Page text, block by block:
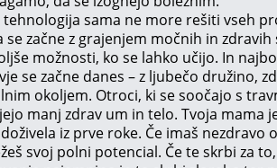
tehnologija sama ne more rešiti vseh
se začne z grajenjem močnih in
možnosti, ko se lahko učijo. In
se začne danes – z ljubečo družino,
okoljem. Otroci, ki se soočajo s
manj zdrav um in telo. Tvoja mama
iz prve roke. Če imaš nezdravo
svoj polni potencial. Če te skrbi za